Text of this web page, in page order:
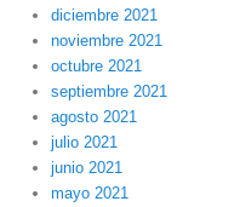
diciembre 2021
noviembre 2021
octubre 2021
septiembre 2021
agosto 2021
julio 2021
junio 2021
mayo 2021